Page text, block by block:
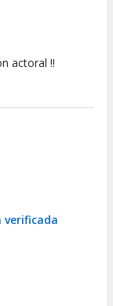
actoral !!
verificada